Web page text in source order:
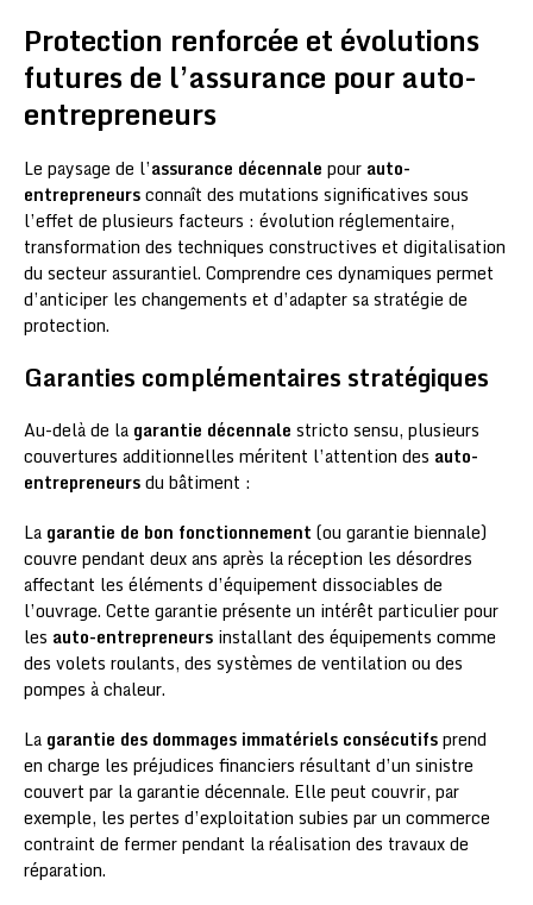
Protection renforcée et évolutions
futures de l’assurance pour auto-
entrepreneurs
Le paysage de l’assurance décennale pour auto-
entrepreneursconnaît des mutations significatives sous
l’effet de plusieurs facteurs : évolution réglementaire,
transformation des techniques constructives et digitalisation
du secteur assurantiel. Comprendre ces dynamiques permet
d’anticiper les changements et d’adapter sa stratégie de
protection.
Garanties complémentaires stratégiques
Au-delà de la garantie décennale stricto sensu, plusieurs
couvertures additionnelles méritent l’attention des auto-
entrepreneursdu bâtiment :
La garantie de bon fonctionnement (ou garantie biennale)
couvre pendant deux ans après la réception les désordres
affectant les éléments d’équipement dissociables de
l’ouvrage. Cette garantie présente un intérêt particulier pour
les auto-entrepreneurs installant des équipements comme
des volets roulants, des systèmes de ventilation ou des
pompes à chaleur.
La garantie des dommages immatériels consécutifsprend
en charge les préjudices financiers résultant d’un sinistre
couvert par la garantie décennale. Elle peut couvrir, par
exemple, les pertes d’exploitation subies par un commerce
contraint de fermer pendant la réalisation des travaux de
réparation.